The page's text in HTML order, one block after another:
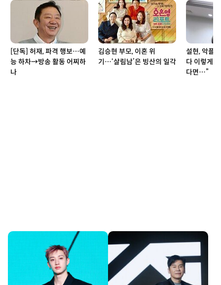
[단독] 허재, 파격 행보…예
능 하차→방송 활동 어찌하
나
김승현 부모, 이혼 위
기…‘살림남’은 빙산의 일각
설현, 악플
다 이렇게
다면…”